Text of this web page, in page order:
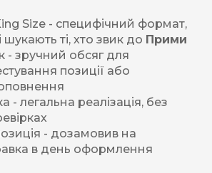
Size - специфічний формат,
шукають ті, хто звик до Прими
- зручний обсяг для
позиції або
- легальна реалізація, без
- дозамовив на
в день оформлення